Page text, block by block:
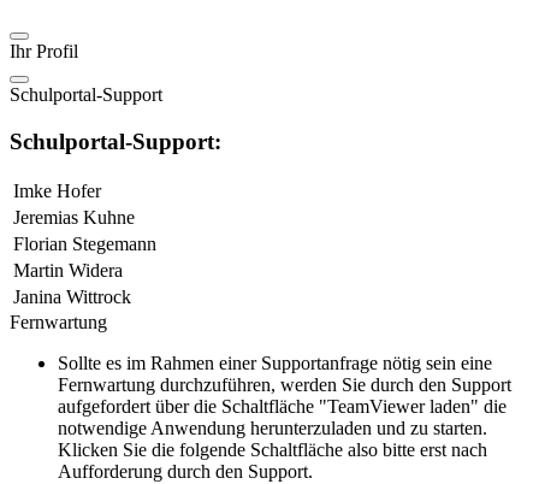
Ihr Profil
Schulportal-Support
Schulportal-Support:
Imke Hofer
Jeremias Kuhne
Florian Stegemann
Martin Widera
Janina Wittrock
Fernwartung
Sollte es im Rahmen einer Supportanfrage nötig sein eine
Fernwartung durchzuführen, werden Sie durch den Support
aufgefordert über die Schaltfläche "TeamViewer laden" die
notwendige Anwendung herunterzuladen und zu starten.
Klicken Sie die folgende Schaltfläche also bitte erst nach
Aufforderung durch den Support.